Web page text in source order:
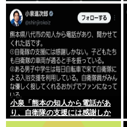
グ！！【GIF動画あり】
小泉「熊本の知人から電話があ
り、自衛隊の支援には感謝しか
ない、自衛隊のファンが増えて